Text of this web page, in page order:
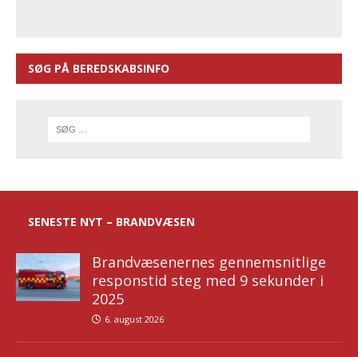
SØG PÅ BEREDSKABSINFO
SENESTE NYT – BRANDVÆSEN
Brandvæsenernes gennemsnitlige
responstid steg med 9 sekunder i
2025
6. august 2026